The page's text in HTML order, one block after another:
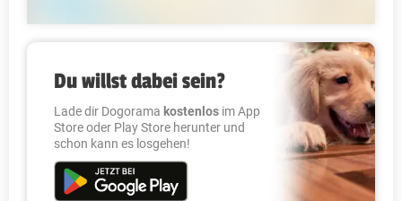
Du willst dabei sein?
Lade dir Dogorama kostenlos im App
Store oder Play Store herunter und
schon kann es losgehen!